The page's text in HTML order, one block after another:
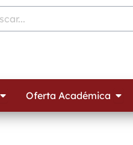
Open Facultades
Oferta Académica